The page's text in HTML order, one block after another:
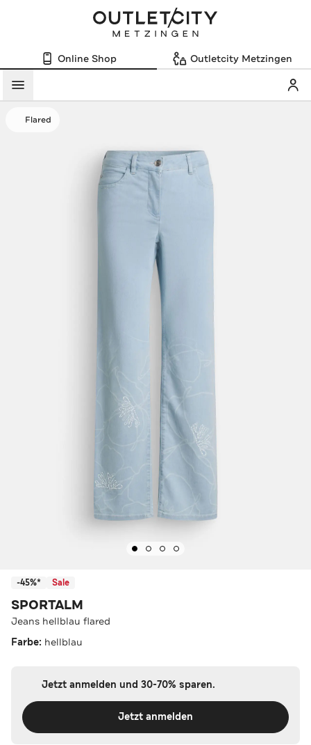
Online Shop Outletcity Metzingen
Menü
Flared
-45%* Sale
SPORTALM
Jeans hellblau flared
Farbe: hellblau
Jetzt anmelden und 30-70% sparen.
Jetzt anmelden